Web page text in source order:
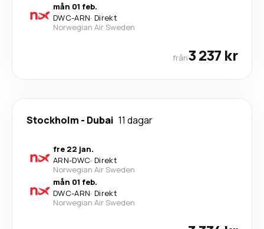
mån 01 feb.
DWC-ARN· Direkt
Norwegian Air Sweden
från3 237 kr
Stockholm - Dubai 11 dagar
fre 22 jan.
ARN-DWC· Direkt
Norwegian Air Sweden
mån 01 feb.
DWC-ARN· Direkt
Norwegian Air Sweden